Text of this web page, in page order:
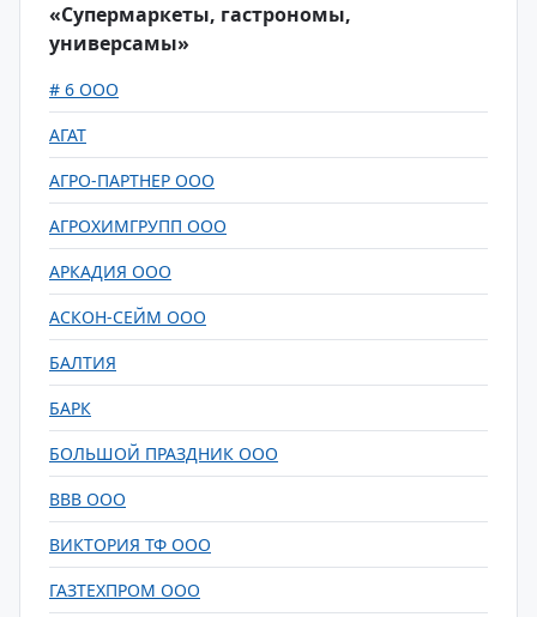
«Супермаркеты, гастрономы,
универсамы»
# 6 ООО
АГАТ
АГРО-ПАРТНЕР ООО
АГРОХИМГРУПП ООО
АРКАДИЯ ООО
АСКОН-СЕЙМ ООО
БАЛТИЯ
БАРК
БОЛЬШОЙ ПРАЗДНИК ООО
ВВВ ООО
ВИКТОРИЯ ТФ ООО
ГАЗТЕХПРОМ ООО